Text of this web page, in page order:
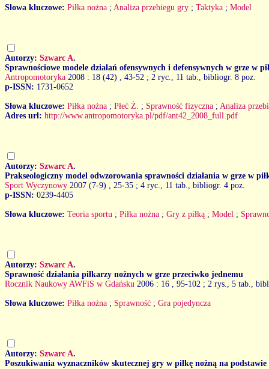
Słowa kluczowe: Piłka nożna ; Analiza przebiegu gry ; Taktyka ; Model
Autorzy: Szwarc A.
Sprawnościowe modele działań ofensywnych i defensywnych w grze w
Antropomotoryka 2008 : 18 (42)
, 43-52 ; 2 ryc., 11 tab., bibliogr. 8 poz.
p-ISSN: 1731-0652
Słowa kluczowe: Piłka nożna ; Płeć Ż. ; Sprawność fizyczna ; Analiza
Adres url: http://www.antropomotoryka.pl/pdf/ant42_2008_full.pdf
Autorzy: Szwarc A.
Prakseologiczny model odwzorowania sprawności działania w grze w
Sport Wyczynowy 2007 (7-9)
, 25-35 ; 4 ryc., 11 tab., bibliogr. 4 poz.
p-ISSN: 0239-4405
Słowa kluczowe: Teoria sportu ; Piłka nożna ; Gry z piłką ; Model ;
Autorzy: Szwarc A.
Sprawność działania piłkarzy nożnych w grze przeciwko jednemu
Rocznik Naukowy AWFiS w Gdańsku 2006 : 16 , 95-102 ; 2 rys., 5 tab.,
Słowa kluczowe: Piłka nożna ; Sprawność ; Gra pojedyncza
Autorzy: Szwarc A.
Poszukiwania wyznaczników skutecznej gry w piłkę nożną na